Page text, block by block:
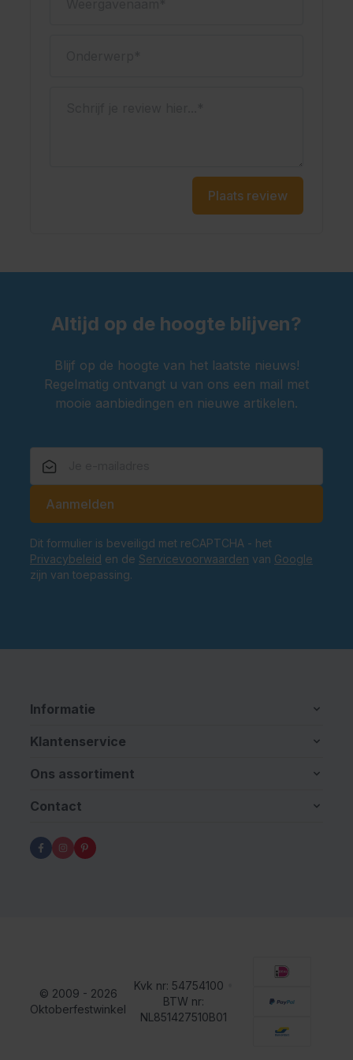
Plaats review
Altijd op de hoogte blijven?
Blijf op de hoogte van het laatste nieuws!
Regelmatig ontvangt u van ons een mail met
mooie aanbiedingen en nieuwe artikelen.
Aanmelden
Dit formulier is beveiligd met reCAPTCHA - het
Privacybeleid en de Servicevoorwaarden van Google
zijn van toepassing.
Informatie
Klantenservice
Ons assortiment
Contact
© 2009 - 2026
Oktoberfestwinkel
Kvk nr: 54754100
BTW nr:
NL851427510B01